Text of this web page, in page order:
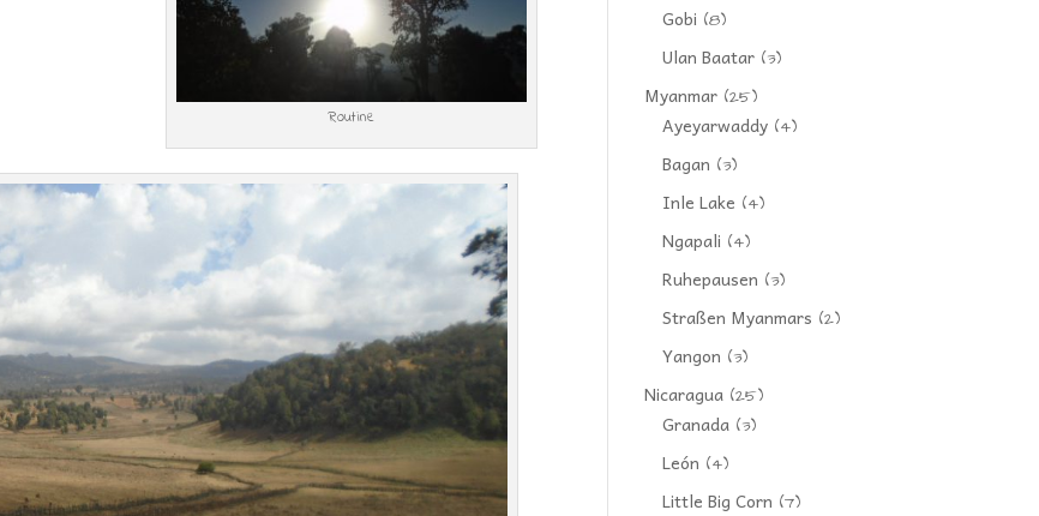
Routine
Gobi (8)
Ulan Baatar (3)
Myanmar (25)
Ayeyarwaddy (4)
Bagan (3)
Inle Lake (4)
Ngapali (4)
Ruhepausen (3)
Straßen Myanmars (2)
Yangon (3)
Nicaragua (25)
Granada (3)
León (4)
Little Big Corn (7)